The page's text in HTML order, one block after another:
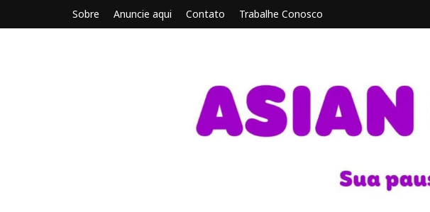
Sobre Anuncie aqui Contato Trabalhe Conosco